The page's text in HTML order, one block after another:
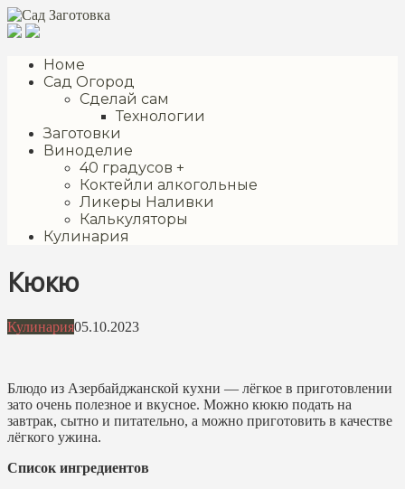
Перейти
к
Номе
Сад Огород
Сделай сам
Технологии
Заготовки
Виноделие
40 градусов +
Коктейли алкогольные
Ликеры Наливки
Калькуляторы
Кулинария
Кюкю
Кулинария05.10.2023
Блюдо из Азербайджанской кухни — лёгкое в приготовлении
зато очень полезное и вкусное. Можно кюкю подать на
завтрак, сытно и питательно, а можно приготовить в качестве
лёгкого ужина.
Список ингредиентов